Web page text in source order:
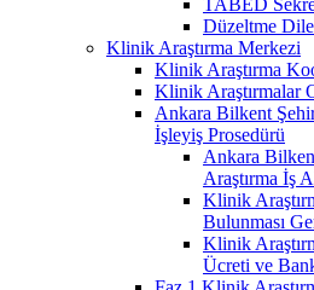
Düzeltme
Klinik Araştırma Merkezi
Klinik Araştırma
Klinik Araştırmalar
Ankara Bilkent
İşleyiş Prosedürü
Ankara
Araştırma İş
Klinik
Bulunması
Klinik
Ücreti ve